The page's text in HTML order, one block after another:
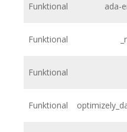
Funktional ada-
Funktional
Funktional
Funktional